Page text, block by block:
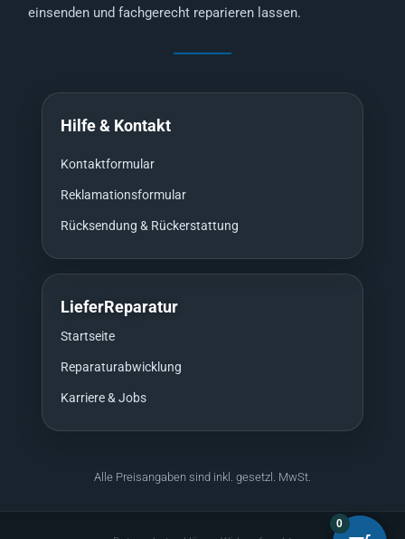
einsenden und fachgerecht reparieren lassen.
Hilfe & Kontakt
Kontaktformular
Reklamationsformular
Rücksendung & Rückerstattung
LieferReparatur
Startseite
Reparaturabwicklung
Karriere & Jobs
Alle Preisangaben sind inkl. gesetzl. MwSt.
0